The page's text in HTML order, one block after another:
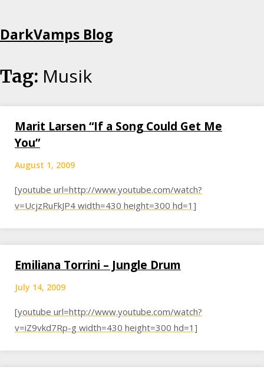
to
DarkVamps Blog
Tag: Musik
Marit Larsen “If a Song Could Get Me
You”
August 1, 2009
[youtube url=http://www.youtube.com/watch?
v=UcjzRuFkJP4 width=430 height=300 hd=1]
Emiliana Torrini – Jungle Drum
July 14, 2009
[youtube url=http://www.youtube.com/watch?
v=iZ9vkd7Rp-g width=430 height=300 hd=1]